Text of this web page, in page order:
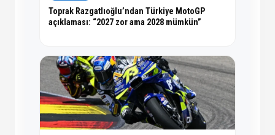
Toprak Razgatlıoğlu’ndan Türkiye MotoGP
açıklaması: “2027 zor ama 2028 mümkün”